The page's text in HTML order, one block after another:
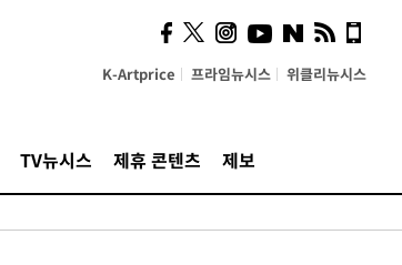
K-Artprice 프라임뉴시스 위클리뉴시스
TV뉴시스 제휴 콘텐츠 제보
의견, 국토부·LH에 충실히
전달할 것"